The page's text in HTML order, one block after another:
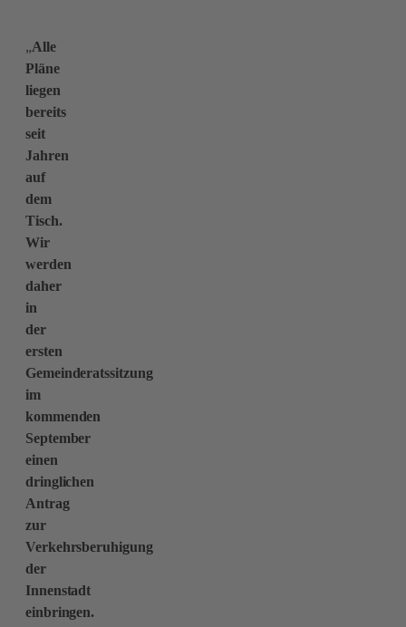
„Alle
Pläne
liegen
bereits
seit
Jahren
auf
dem
Tisch.
Wir
werden
daher
in
der
ersten
Gemeinderatssitzung
im
kommenden
September
einen
dringlichen
Antrag
zur
Verkehrsberuhigung
der
Innenstadt
einbringen.